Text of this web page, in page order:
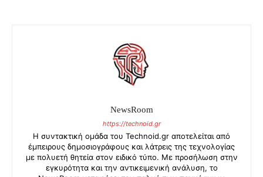
NewsRoom
https://technoid.gr
Η συντακτική ομάδα του Technoid.gr αποτελείται από
έμπειρους δημοσιογράφους και λάτρεις της τεχνολογίας
με πολυετή θητεία στον ειδικό τύπο. Με προσήλωση στην
εγκυρότητα και την αντικειμενική ανάλυση, το